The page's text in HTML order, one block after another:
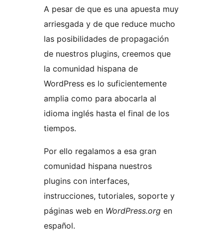
A pesar de que es una apuesta muy
arriesgada y de que reduce mucho
las posibilidades de propagación
de nuestros plugins, creemos que
la comunidad hispana de
WordPress es lo suficientemente
amplia como para abocarla al
idioma inglés hasta el final de los
tiempos.
Por ello regalamos a esa gran
comunidad hispana nuestros
plugins con interfaces,
instrucciones, tutoriales, soporte y
páginas web en WordPress.org en
español.